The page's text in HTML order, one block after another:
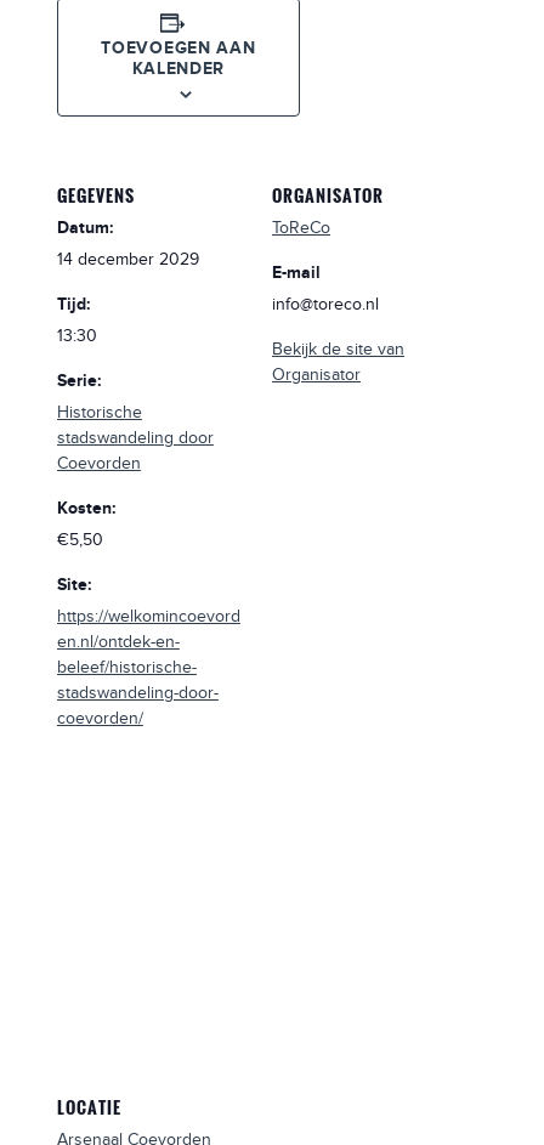
TOEVOEGEN AAN
KALENDER
GEGEVENS
Datum:
14 december 2029
Tijd:
13:30
Serie:
Historische
stadswandeling door
Coevorden
Kosten:
€5,50
Site:
https://welkomincoevord
en.nl/ontdek-en-
beleef/historische-
stadswandeling-door-
coevorden/
ORGANISATOR
ToReCo
E-mail
info@toreco.nl
Bekijk de site van
Organisator
LOCATIE
Arsenaal Coevorden